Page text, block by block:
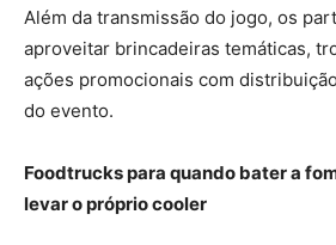
Além da transmissão do jogo, os
aproveitar brincadeiras temáticas,
ações promocionais com
do evento.
Foodtrucks para quando bater a
levar o próprio cooler